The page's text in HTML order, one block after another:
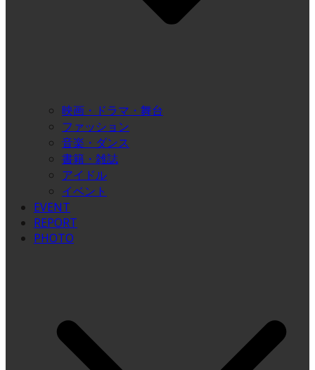
映画・ドラマ・舞台
ファッション
音楽・ダンス
書籍・雑誌
アイドル
イベント
EVENT
REPORT
PHOTO